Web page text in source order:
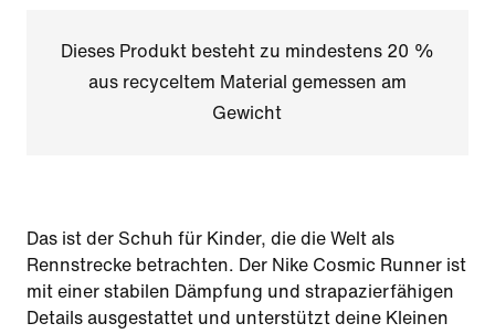
Dieses Produkt besteht zu mindestens 20 %
aus recyceltem Material gemessen am
Gewicht
Das ist der Schuh für Kinder, die die Welt als
Rennstrecke betrachten. Der Nike Cosmic Runner ist
mit einer stabilen Dämpfung und strapazierfähigen
Details ausgestattet und unterstützt deine Kleinen